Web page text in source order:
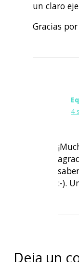
un claro
Gracias
4
:-).
Deja un